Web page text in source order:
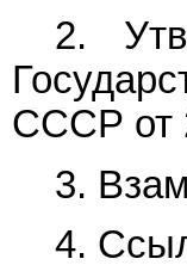
2.
СССР от
3.
4.